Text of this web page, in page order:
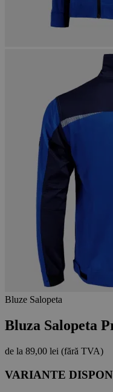
Bluze Salopeta
Bluza Salopeta
de la 89,00 lei (fără TVA)
VARIANTE